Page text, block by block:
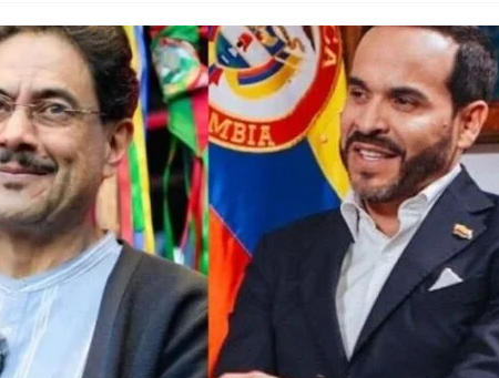
tradición, simbolismo y el arte de un sastre colombiano reconocido en el mundo